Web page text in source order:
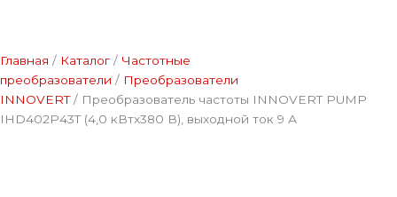
Главная / Каталог / Частотные
преобразователи / Преобразователи
INNOVERT/ Преобразователь частоты INNOVERT PUMP
IHD402P43T (4,0 кВтx380 В), выходной ток 9 А